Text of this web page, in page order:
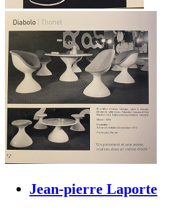
Jean-pierre Laporte